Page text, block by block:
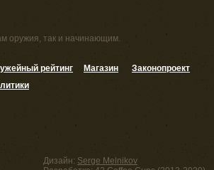
оружия, так и начинающим.
рейтинг
Магазин Законопроект
Дизайн: Serge Melnikov